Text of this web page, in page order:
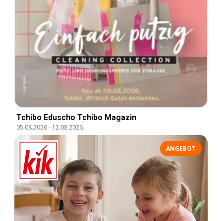
Tchibo Eduscho Tchibo Magazin
05.08.2026- 12.08.2026
ANGEBOT